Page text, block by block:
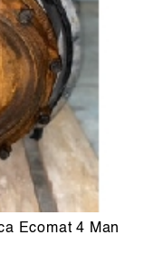
Ecomat 4 Man